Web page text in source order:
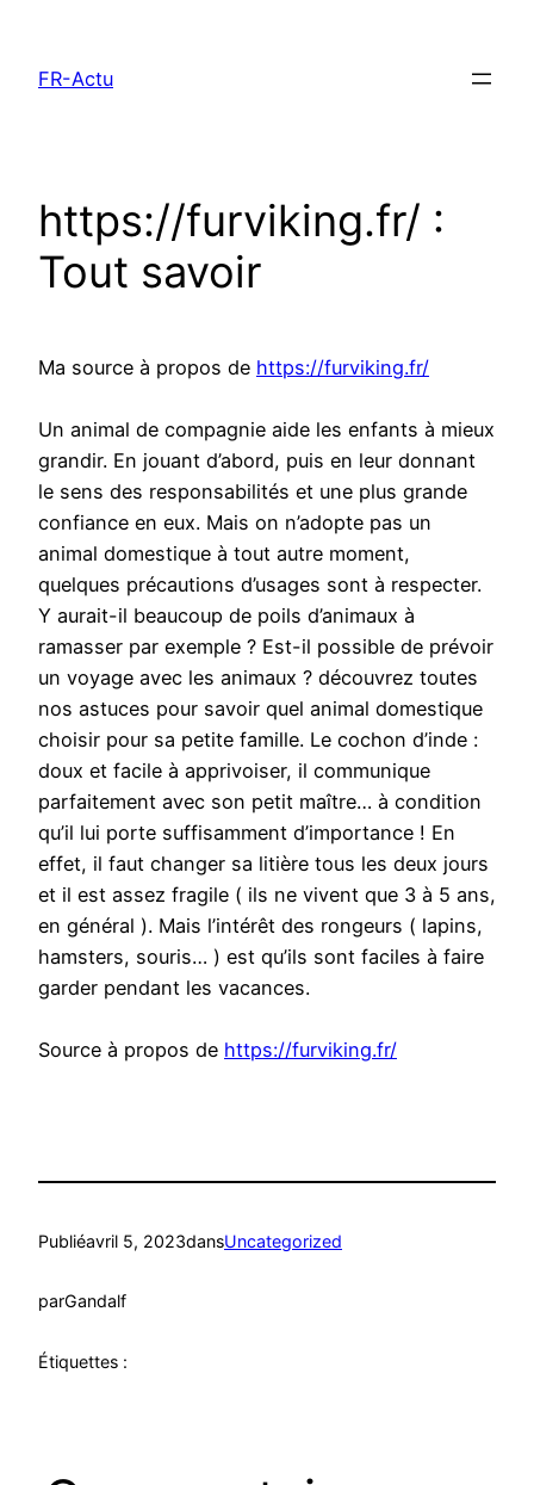
contenu
FR-Actu
https://furviking.fr/ :
Tout savoir
Ma source à propos de https://furviking.fr/
Un animal de compagnie aide les enfants à mieux
grandir. En jouant d’abord, puis en leur donnant
le sens des responsabilités et une plus grande
confiance en eux. Mais on n’adopte pas un
animal domestique à tout autre moment,
quelques précautions d’usages sont à respecter.
Y aurait-il beaucoup de poils d’animaux à
ramasser par exemple ? Est-il possible de prévoir
un voyage avec les animaux ? découvrez toutes
nos astuces pour savoir quel animal domestique
choisir pour sa petite famille. Le cochon d’inde :
doux et facile à apprivoiser, il communique
parfaitement avec son petit maître… à condition
qu’il lui porte suffisamment d’importance ! En
effet, il faut changer sa litière tous les deux jours
et il est assez fragile ( ils ne vivent que 3 à 5 ans,
en général ). Mais l’intérêt des rongeurs ( lapins,
hamsters, souris… ) est qu’ils sont faciles à faire
garder pendant les vacances.
Source à propos de https://furviking.fr/
Publiéavril 5, 2023dansUncategorized
parGandalf
Étiquettes :